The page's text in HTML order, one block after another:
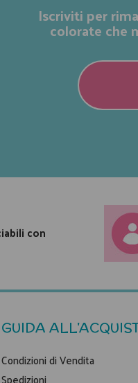
Iscriviti per
colorate che
con
GUIDA
Condizioni di Vendita
Spedizioni